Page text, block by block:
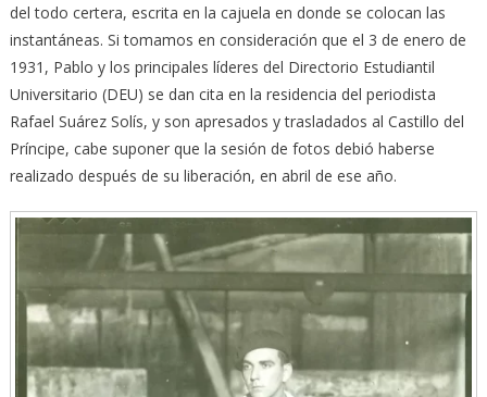
del todo certera, escrita en la cajuela en donde se colocan las
instantáneas. Si tomamos en consideración que el 3 de enero de
1931, Pablo y los principales líderes del Directorio Estudiantil
Universitario (DEU) se dan cita en la residencia del periodista
Rafael Suárez Solís, y son apresados y trasladados al Castillo del
Príncipe, cabe suponer que la sesión de fotos debió haberse
realizado después de su liberación, en abril de ese año.